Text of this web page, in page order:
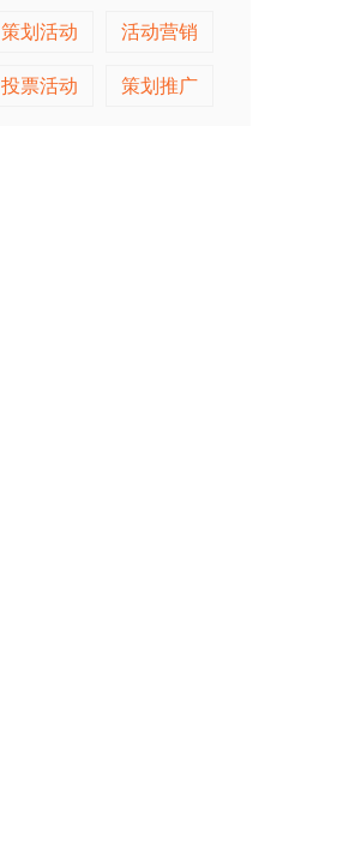
策划活动 活动营销
投票活动 策划推广